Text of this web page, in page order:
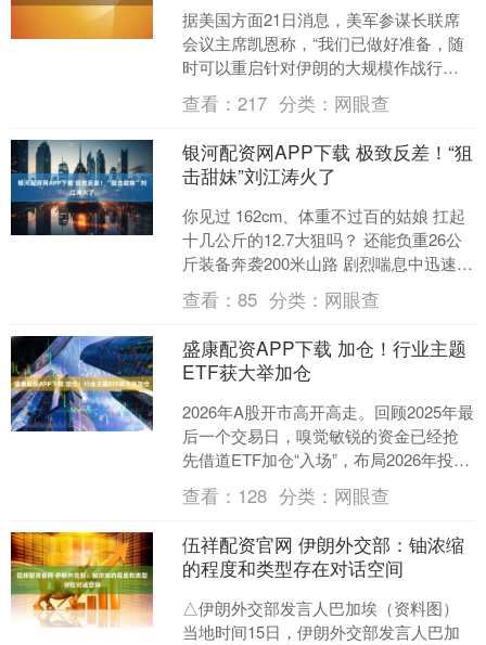
据美国方面21日消息，美军参谋长联席
会议主席凯恩称，“我们已做好准备，随
时可以重启针对伊朗的大规模作战行
动”。....
查看：217 分类： 网眼查
银河配资网APP下载 极致反差！“狙
击甜妹”刘江涛火了
你见过 162cm、体重不过百的姑娘 扛起
十几公斤的12.7大狙吗？ 还能负重26公
斤装备奔袭200米山路 剧烈喘息中迅速锁
定目标 700米外精准命中靶心！ 这....
查看：85 分类： 网眼查
盛康配资APP下载 加仓！行业主题
ETF获大举加仓
2026年A股开市高开高走。回顾2025年最
后一个交易日，嗅觉敏锐的资金已经抢
先借道ETF加仓“入场”，布局2026年投资
机会。数据显示，2025年12月31日....
查看： 128 分类： 网眼查
伍祥配资官网 伊朗外交部：铀浓缩
的程度和类型存在对话空间
△伊朗外交部发言人巴加埃（资料图）
当地时间15日，伊朗外交部发言人巴加